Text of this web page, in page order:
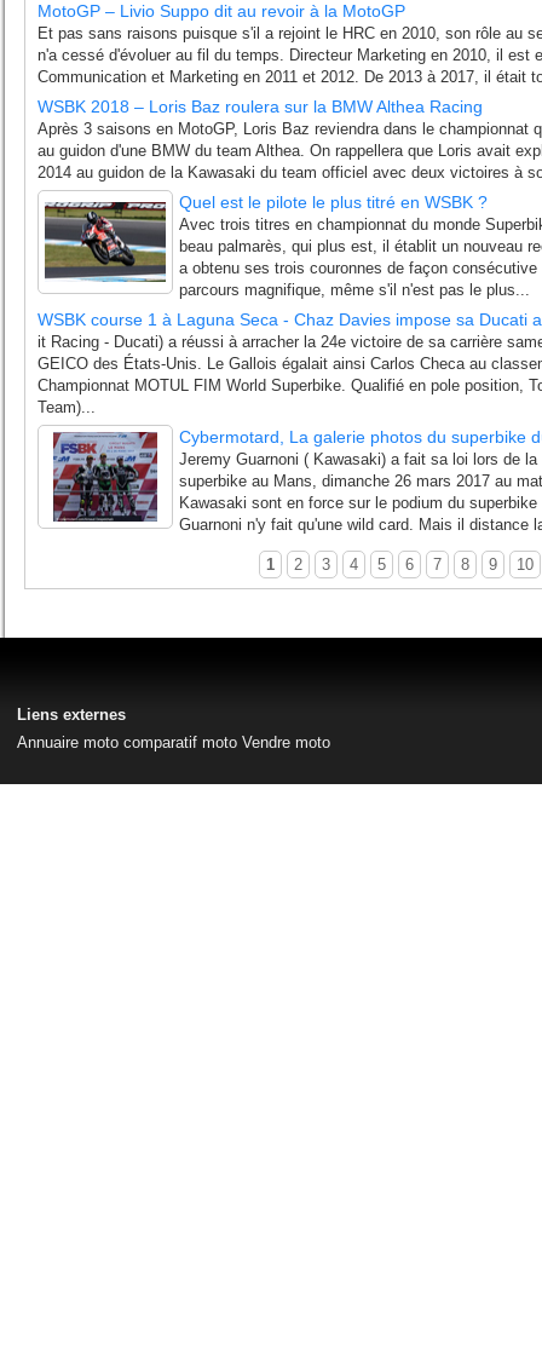
MotoGP – Livio Suppo dit au revoir à la MotoGP
Et pas sans raisons puisque s'il a rejoint le HRC en 2010, son rôle au
n'a cessé d'évoluer au fil du temps. Directeur Marketing en 2010, il est
Communication et Marketing en 2011 et 2012. De 2013 à 2017, il était
WSBK 2018 – Loris Baz roulera sur la BMW Althea Racing
Après 3 saisons en MotoGP, Loris Baz reviendra dans le championnat
au guidon d'une BMW du team Althea. On rappellera que Loris avait
2014 au guidon de la Kawasaki du team officiel avec deux victoires à
Quel est le pilote le plus titré en WSBK ?
Avec trois titres en championnat du monde
beau palmarès, qui plus est, il établit un nouveau
a obtenu ses trois couronnes de façon consécutive
parcours magnifique, même s'il n'est pas le plus...
WSBK course 1 à Laguna Seca - Chaz Davies impose sa Ducati
it Racing - Ducati) a réussi à arracher la 24e victoire de sa carrière
GEICO des États-Unis. Le Gallois égalait ainsi Carlos Checa au
Championnat MOTUL FIM World Superbike. Qualifié en pole position,
Team)...
Cybermotard, La galerie photos du superbike
Jeremy Guarnoni ( Kawasaki) a fait sa loi lors de
superbike au Mans, dimanche 26 mars 2017 au
Kawasaki sont en force sur le podium du
Guarnoni n'y fait qu'une wild card. Mais il distance
1 2 3 4 5 6 7 8 9 10
Liens externes
Annuaire moto comparatif moto Vendre moto